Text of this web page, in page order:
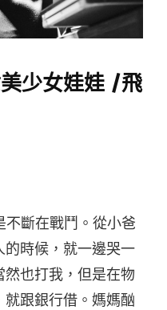
少女娃娃 /飛
不斷在戰鬥。從小爸
時候，就一邊哭一
也打我，但是在物
跟銀行借。媽媽酗